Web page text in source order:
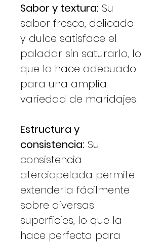
Sabor y textura: Su
sabor fresco, delicado
y dulce satisface el
paladar sin saturarlo, lo
que lo hace adecuado
para una amplia
variedad de maridajes.
Estructura y
consistencia: Su
consistencia
aterciopelada permite
extenderla fácilmente
sobre diversas
superficies, lo que la
hace perfecta para